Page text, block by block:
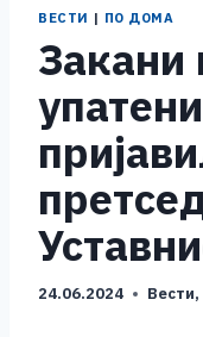
ВЕСТИ | ПО ДОМА
Закани
24.06.2024 Вести,